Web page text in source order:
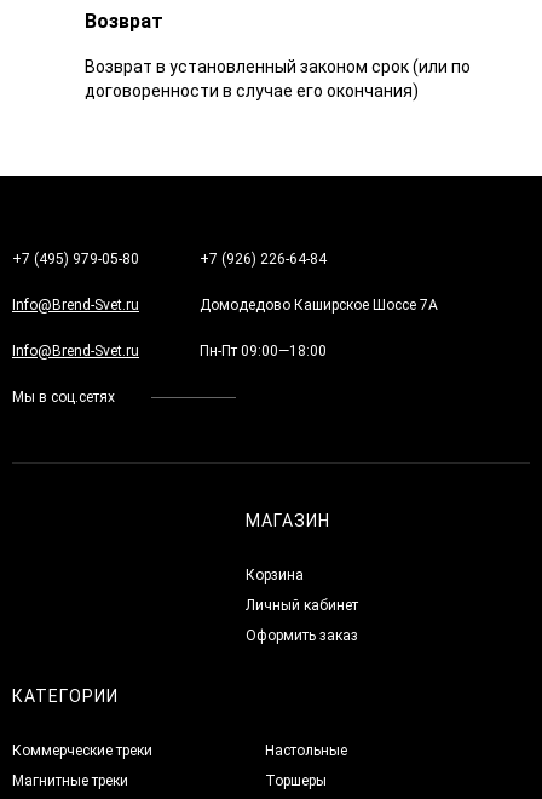
Возврат
Возврат в установленный законом срок (или по
договоренности в случае его окончания)
+7 (495) 979-05-80 +7 (926) 226-64-84
Info@Brend-Svet.ru Домодедово Каширское Шоссе 7А
Info@Brend-Svet.ru Пн-Пт 09:00—18:00
Мы в соц.сетях
МАГАЗИН
Корзина
Личный кабинет
Оформить заказ
КАТЕГОРИИ
Коммерческие треки
Магнитные треки
Настольные
Торшеры